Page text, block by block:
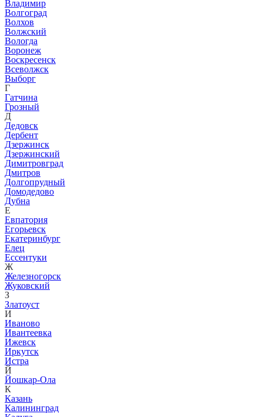
Владимир
Волгоград
Волхов
Волжский
Вологда
Воронеж
Воскресенск
Всеволжск
Выборг
Г
Гатчина
Грозный
Д
Дедовск
Дербент
Дзержинск
Дзержинский
Димитровград
Дмитров
Долгопрудный
Домодедово
Дубна
Е
Евпатория
Егорьевск
Екатеринбург
Елец
Ессентуки
Ж
Железногорск
Жуковский
З
Златоуст
И
Иваново
Ивантеевка
Ижевск
Иркутск
Истра
Й
Йошкар-Ола
К
Казань
Калининград